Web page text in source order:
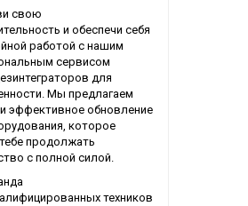
свою
и обеспечи себя
работой с нашим
сервисом
для
Мы предлагаем
эффективное обновление
которое
продолжать
с полной силой.
техников